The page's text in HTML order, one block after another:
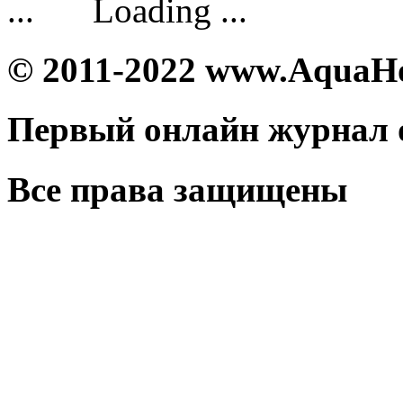
Loading ...
© 2011-2022
Первый онлайн журнал
Все права защищены